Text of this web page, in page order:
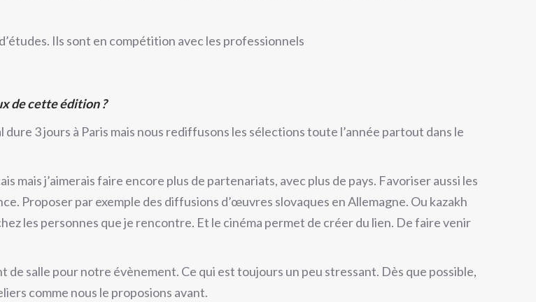
Ils sont en compétition avec les professionnels
de cette édition ?
3 jours à Paris mais nous rediffusons les sélections toute l’année partout dans le
mais j’aimerais faire encore plus de partenariats, avec plus de pays. Favoriser aussi les
Proposer par exemple des diffusions d’œuvres slovaques en Allemagne. Ou kazakh
les personnes que je rencontre. Et le cinéma permet de créer du lien. De faire venir
de salle pour notre évènement. Ce qui est toujours un peu stressant. Dès que possible,
comme nous le proposions avant.